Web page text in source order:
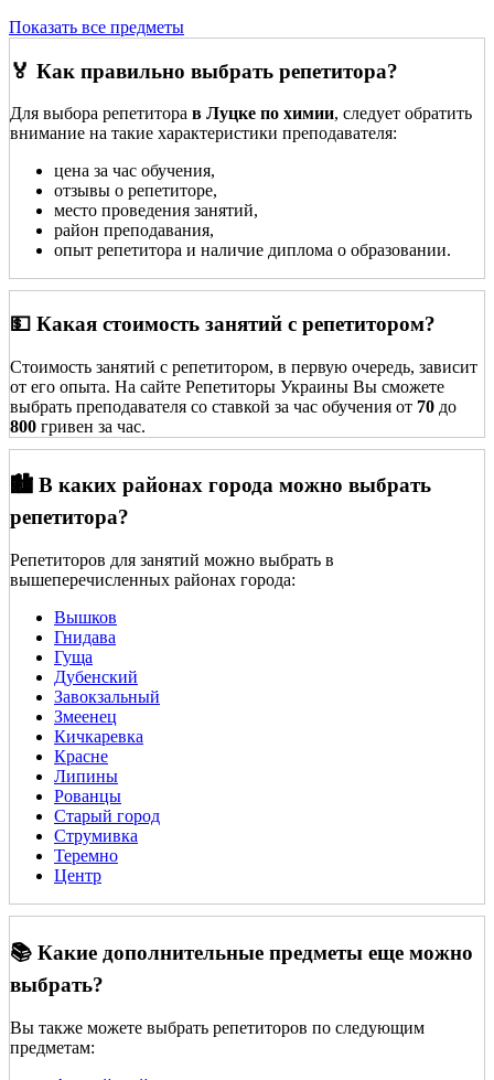
Показать все предметы
🏅 Как правильно выбрать репетитора?
Для выбора репетитора в Луцке по химии, следует обратить
внимание на такие характеристики преподавателя:
цена за час обучения,
отзывы о репетиторе,
место проведения занятий,
район преподавания,
опыт репетитора и наличие диплома о образовании.
💵 Какая стоимость занятий с репетитором?
Стоимость занятий с репетитором, в первую очередь, зависит
от его опыта. На сайте Репетиторы Украины Вы сможете
выбрать преподавателя со ставкой за час обучения от 70 до
800 гривен за час.
🏙️ В каких районах города можно выбрать
репетитора?
Репетиторов для занятий можно выбрать в
вышеперечисленных районах города:
Вышков
Гнидава
Гуща
Дубенский
Завокзальный
Змеенец
Кичкаревка
Красне
Липины
Рованцы
Старый город
Струмивка
Теремно
Центр
📚 Какие дополнительные предметы еще можно
выбрать?
Вы также можете выбрать репетиторов по следующим
предметам: